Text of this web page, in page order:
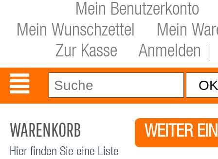
Mein Benutzerkonto
Mein Wunschzettel
Mein
Zur Kasse
Anmelden
WEITER
WARENKORB
Hier finden Sie eine Liste